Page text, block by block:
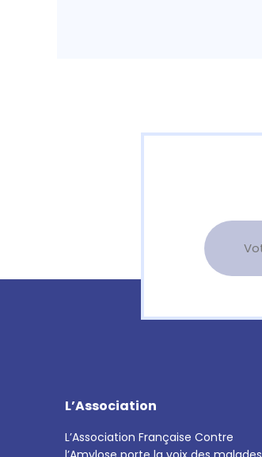
L’Association
L’Association Française Contre